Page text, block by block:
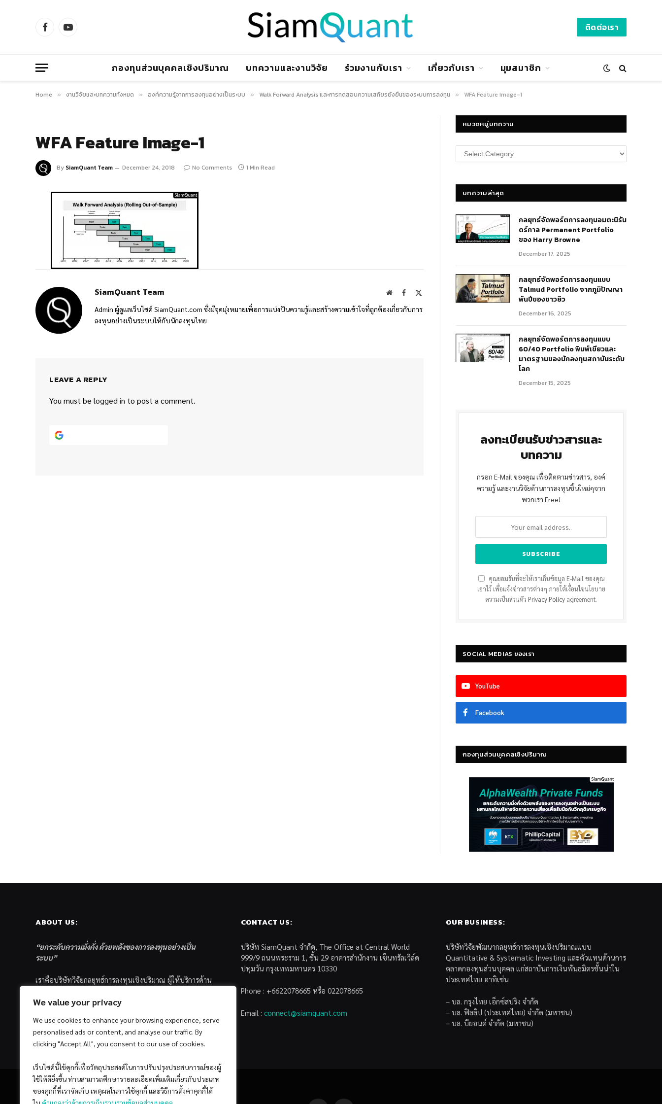
We value your privacy
We use cookies to enhance your browsing experience, serve
personalised ads or content, and analyse our traffic. By
clicking "Accept All", you consent to our use of cookies.
เว็บไซต์นี้ใช้คุกกี้เพื่อวัตถุประสงค์ในการปรับปรุงประสบการณ์ของผู้
ใช้ให้ดียิ่งขึ้น ท่านสามารถศึกษารายละเอียดเพิ่มเติมเกี่ยวกับประเภท
ของคุกกี้ที่เราจัดเก็บ เหตุผลในการใช้คุกกี้ และวิธีการตั้งค่าคุกกี้ได้
FacebookYouTube ติดต่อเรา
กองทุนส่วนบุคคลเชิงปริมาณ บทความและงานวิจัย ร่วมงานกับเรา เกี่ยวกับเรา มุมสมาชิก
Home » งานวิจัยและบทความทั้งหมด » องค์ความรู้จากการลงทุนอย่างเป็นระบบ » Walk Forward Analysis และการทดสอบความเสถียรยั่งยืนของระบบการลงทุน » WFA Feature Image-1
WFA Feature Image-1
By SiamQuant Team December 24, 2018 No Comments 1 Min Read
SiamQuant Team WebsiteFacebook
Admin ผู้ดูแลเว็บไซต์ SiamQuant.com ซึ่งมีจุดมุ่งหมายเพื่อการแบ่งปันความรู้และสร้างความเข้าใจที่ถูกต้องเกี่ยวกับการ
ลงทุนอย่างเป็นระบบให้กับนักลงทุนไทย
LEAVE A REPLY
You must be logged in to post a comment.
หมวดหมู่บทความ
หมวด
หมู่
บทความล่าสุด
กลยุทธ์​จัดพอร์ตการลงทุนอมตะนิรัน
ดร์กาล Permanent Portfolio
ของ Harry Browne
December 17, 2025
กลยุทธ์จัดพอร์ตการลงทุนแบบ
Talmud Portfolio จากภูมิปัญญา
พันปีของชาวยิว
December 16, 2025
กลยุทธ์จัดพอร์ตการลงทุนแบบ
60/40 Portfolio พิมพ์เขียวและ
มาตรฐานของนักลงทุนสถาบันระดับ
โลก
December 15, 2025
ลงทะเบียนรับข่าวสารและ
บทความ
กรอก E-Mail ของคุณ เพื่อติดตามข่าวสาร, องค์
ความรู้ และงานวิจัยด้านการลงทุนชิ้นใหม่ๆจาก
พวกเรา Free!
คุณยอมรับที่จะให้เราเก็บข้อมูล E-Mail ของคุณ
เอาไว้ เพื่อแจ้งข่าวสารต่างๆ ภายใต้เงื่อนไขนโยบาย
ความเป็นส่วนตัว Privacy Policy agreement.
SOCIAL MEDIAS ของเรา
YouTube
Facebook
กองทุนส่วนบุคคลเชิงปริมาณ
ABOUT US:
“ยกระดับความมั่งคั่ง ด้วยพลังของการลงทุนอย่างเป็น
ระบบ”
เราคือบริษัทวิจัยกลยุทธ์การลงทุนเชิงปริมาณ ผู้ให้บริการด้าน
ส่วนบุคคล ซึ่งมีเป้าหมายที่จะช่วยเหลือให้นักลงทุนไทย
ด้วยแนวคิดและกระบวนการลงทุนอย่างเป็นระบบแบบ
Quantitative & Systematic Investing
CONTACT US:
บริษัท SiamQuant จำกัด, The Office at Central World
999/9 ถนนพระราม 1, ชั้น 29 อาคารสำนักงาน เซ็นทรัลเวิล์ด
ปทุมวัน กรุงเทพมหานคร 10330
Phone : +6622078665 หรือ 022078665
Email : connect@siamquant.com
OUR BUSINESS:
บริษัทวิจัยพัฒนากลยุทธ์การลงทุนเชิงปริมาณแบบ
Quantitative & Systematic Investing และตัวแทนด้านการ
ตลาดกองทุนส่วนบุคคล แก่สถาบันการเงินพันธมิตรชั้นนำใน
ประเทศไทย อาทิเช่น
– บล. กรุงไทย เอ็กซ์สปริง จำกัด
– บล. ฟิลลิป (ประเทศไทย) จำกัด (มหาชน)
– บล. บียอนด์ จำกัด (มหาชน)